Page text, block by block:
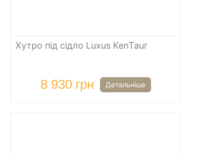
Хутро під сідло Luxus KenTaur
8 930 грн Детальніше